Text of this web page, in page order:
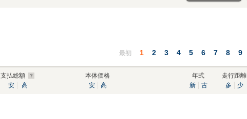
最初 1 2 3 4 5 6 7 8 9
支払総額
安
高
本体価格
安
高
年式
新
古
走行距離
多
少